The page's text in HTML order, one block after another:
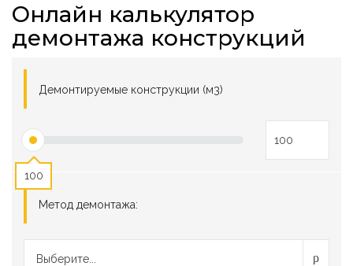
Онлайн калькулятор
демонтажа конструкций
Демонтируемые конструкции (м3)
100
Метод демонтажа:
Выберите...